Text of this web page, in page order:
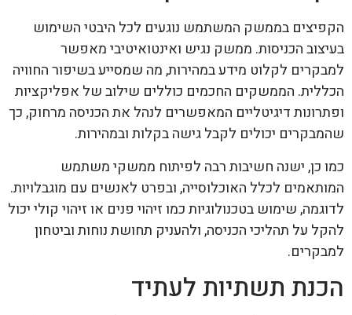
הקפיצים בממשק המשתמש נוגעים לכל היבטי השימוש
בעיצוב הכניסות. ממשק נגיש ואינטואיטיבי מאפשר
למבקרים לקלוט מידע במהירות, מה שמסייע בשיפור החוויה
הכללית. הממשקים החכמים כוללים שילוב של אפליקציות
ופתרונות דיגיטליים המאפשרים לנהל את הכניסה מרחוק, כך
שהמבקרים יכולים לקבל גישה בקלות ובמהירות.
כמו כן, ישנה חשיבות רבה לפיתוח ממשקי משתמש
המותאמים לכלל האוכלוסייה, ובפרט לאנשים עם מוגבלויות.
לדוגמה, שימוש בטכנולוגיות כמו זיהוי פנים או זיהוי קולי יכול
להקל על תהליכי הכניסה, ולהעניק תחושת נוחות וביטחון
למבקרים.
הכנת תשתיות לעתיד